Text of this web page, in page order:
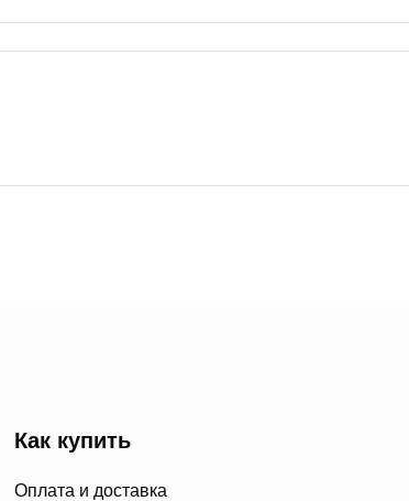
Как купить
Оплата и доставка